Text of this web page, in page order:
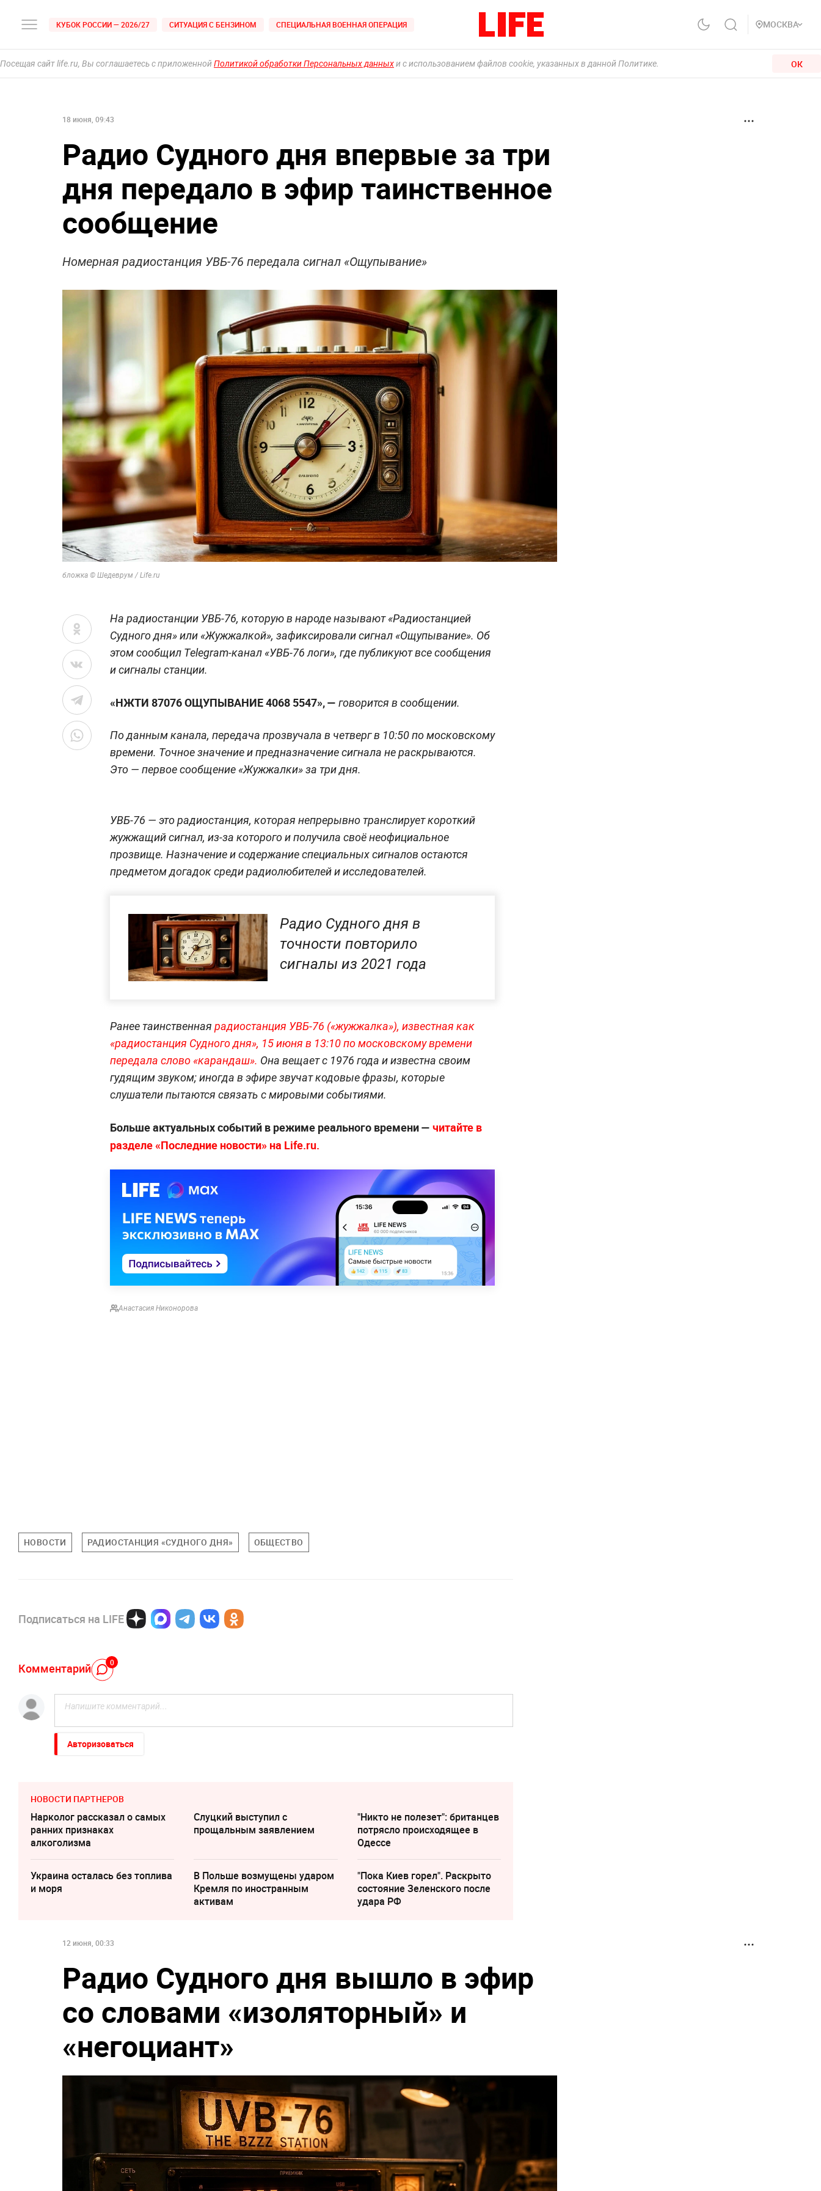
КУБОК РОССИИ — 2026/27 СИТУАЦИЯ С БЕНЗИНОМ СПЕЦИАЛЬНАЯ ВОЕННАЯ ОПЕРАЦИЯ МОСКВА
Посещая сайт life.ru, Вы соглашаетесь с приложеннойПолитикой обработки Персональных данныхи с использованием файлов cookie, указанных в данной Политике. ОК
18 июня, 09:43
Радио Судного дня впервые за три
дня передало в эфир таинственное
сообщение
Номерная радиостанция УВБ-76 передала сигнал «Ощупывание»
бложка © Шедеврум / Life.ru
На радиостанции УВБ-76, которую в народе называют «Радиостанцией
Судного дня» или «Жужжалкой», зафиксировали сигнал «Ощупывание». Об
этом сообщил Telegram-канал «УВБ-76 логи», где публикуют все сообщения
и сигналы станции.
«НЖТИ 87076 ОЩУПЫВАНИЕ 4068 5547», — говорится в сообщении.
По данным канала, передача прозвучала в четверг в 10:50 по московскому
времени. Точное значение и предназначение сигнала не раскрываются.
Это — первое сообщение «Жужжалки» за три дня.
УВБ-76 — это радиостанция, которая непрерывно транслирует короткий
жужжащий сигнал, из-за которого и получила своё неофициальное
прозвище. Назначение и содержание специальных сигналов остаются
предметом догадок среди радиолюбителей и исследователей.
Радио Судного дня в
точности повторило
сигналы из 2021 года
Ранее таинственная радиостанция УВБ-76 («жужжалка»), известная как
«радиостанция Судного дня», 15 июня в 13:10 по московскому времени
передала слово «карандаш». Она вещает с 1976 года и известна своим
гудящим звуком; иногда в эфире звучат кодовые фразы, которые
слушатели пытаются связать с мировыми событиями.
Больше актуальных событий в режиме реального времени — читайте в
разделе «Последние новости» на Life.ru.
Анастасия Никонорова
НОВОСТИ РАДИОСТАНЦИЯ «СУДНОГО ДНЯ» ОБЩЕСТВО
Подписаться на LIFE
Комментарий 0
Авторизоваться
НОВОСТИ ПАРТНЕРОВ
Нарколог рассказал о самых
ранних признаках
алкоголизма
Слуцкий выступил с
прощальным заявлением
"Никто не полезет": британцев
потрясло происходящее в
Одессе
Украина осталась без топлива
и моря
В Польше возмущены ударом
Кремля по иностранным
активам
"Пока Киев горел". Раскрыто
состояние Зеленского после
удара РФ
12 июня, 00:33
Радио Судного дня вышло в эфир
со словами «изоляторный» и
«негоциант»